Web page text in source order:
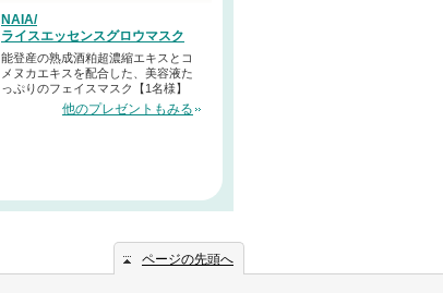
NAIA/
ライスエッセンスグロウマスク
能登産の熟成酒粕超濃縮エキスとコ
メヌカエキスを配合した、美容液た
っぷりのフェイスマスク【1名様】
他のプレゼントもみる
ページの先頭へ